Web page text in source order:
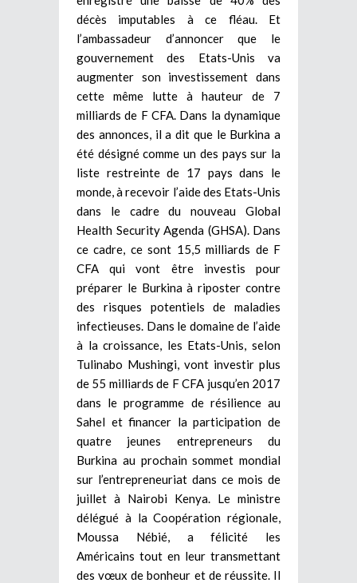
décès imputables à ce fléau. Et
l’ambassadeur d’annoncer que le
gouvernement des Etats-Unis va
augmenter son investissement dans
cette même lutte à hauteur de 7
milliards de F CFA. Dans la dynamique
des annonces, il a dit que le Burkina a
été désigné comme un des pays sur la
liste restreinte de 17 pays dans le
monde, à recevoir l’aide des Etats-Unis
dans le cadre du nouveau Global
Health Security Agenda (GHSA). Dans
ce cadre, ce sont 15,5 milliards de F
CFA qui vont être investis pour
préparer le Burkina à riposter contre
des risques potentiels de maladies
infectieuses. Dans le domaine de l’aide
à la croissance, les Etats-Unis, selon
Tulinabo Mushingi, vont investir plus
de 55 milliards de F CFA jusqu’en 2017
dans le programme de résilience au
Sahel et financer la participation de
quatre jeunes entrepreneurs du
Burkina au prochain sommet mondial
sur l’entrepreneuriat dans ce mois de
juillet à Nairobi Kenya. Le ministre
délégué à la Coopération régionale,
Moussa Nébié, a félicité les
Américains tout en leur transmettant
des vœux de bonheur et de réussite. Il